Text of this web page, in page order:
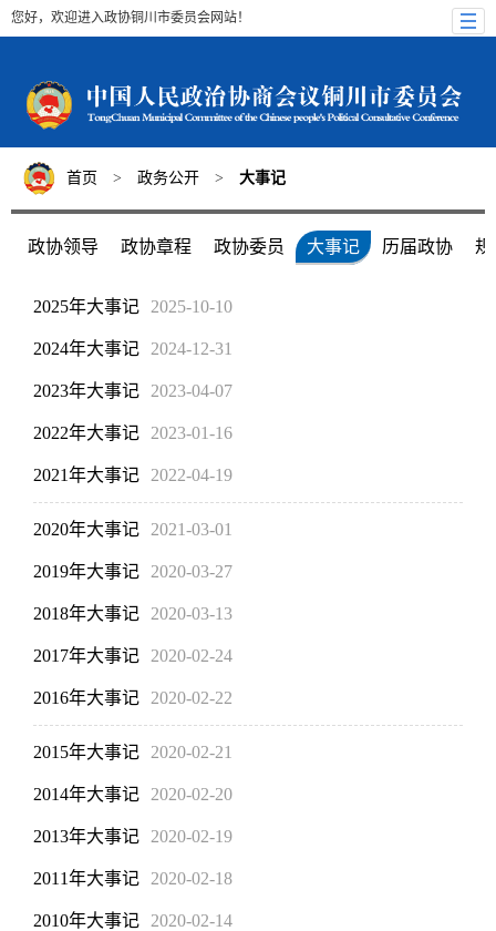
您好，欢迎进入政协铜川市委员会网站！
首页 > 政务公开 > 大事记
政协领导 政协章程 政协委员 大事记 历届政协 规
2025年大事记 2025-10-10
2024年大事记 2024-12-31
2023年大事记 2023-04-07
2022年大事记 2023-01-16
2021年大事记 2022-04-19
2020年大事记 2021-03-01
2019年大事记 2020-03-27
2018年大事记 2020-03-13
2017年大事记 2020-02-24
2016年大事记 2020-02-22
2015年大事记 2020-02-21
2014年大事记 2020-02-20
2013年大事记 2020-02-19
2011年大事记 2020-02-18
2010年大事记 2020-02-14